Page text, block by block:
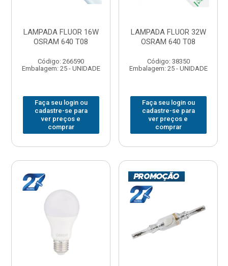
LAMPADA FLUOR 16W
OSRAM 640 T08
Código: 266590
Embalagem: 25 - UNIDADE
Faça seu login ou
cadastre-se para
ver preços e
comprar
LAMPADA FLUOR 32W
OSRAM 640 T08
Código: 38350
Embalagem: 25 - UNIDADE
Faça seu login ou
cadastre-se para
ver preços e
comprar